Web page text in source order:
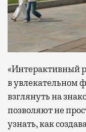
«Интерактивный
в увлекательном
взглянуть на
позволяют не
узнать, как